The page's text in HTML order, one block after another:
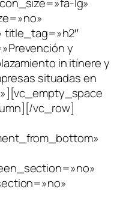
title_tag=»h2″
y
in itínere y
situadas en
vc_row]